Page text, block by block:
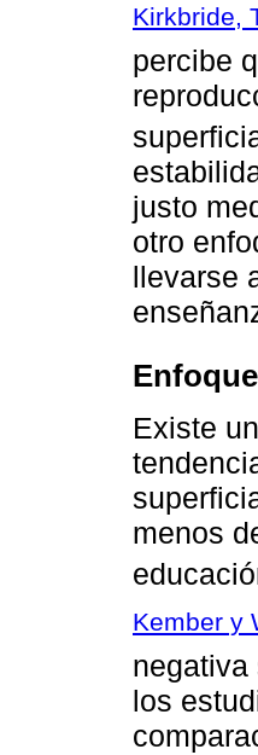
Kirkbride,
percibe
justo
otro
llevarse
Existe
menos
Kember y
negativa
los